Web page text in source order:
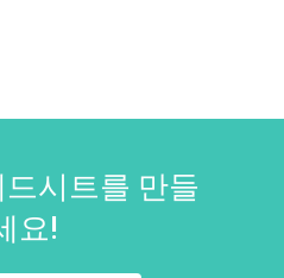
시트를 만들
요!